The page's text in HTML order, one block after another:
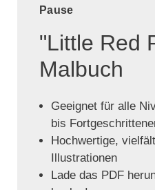
Pause
"Little Red
Malbuch
Geeignet für alle
bis
Hochwertige,
Illustrationen
Lade das PDF